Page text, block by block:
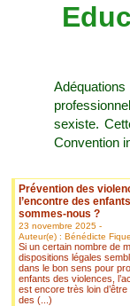
sexiste.
Convention
Prévention des
l’encontre des
sommes-nous ?
23 novembre 2025 -
Auteur(e) : Bénédicte
Si un certain nombre de
dispositions légales
dans le bon sens pour
enfants des violences,
est encore très loin
des (...)